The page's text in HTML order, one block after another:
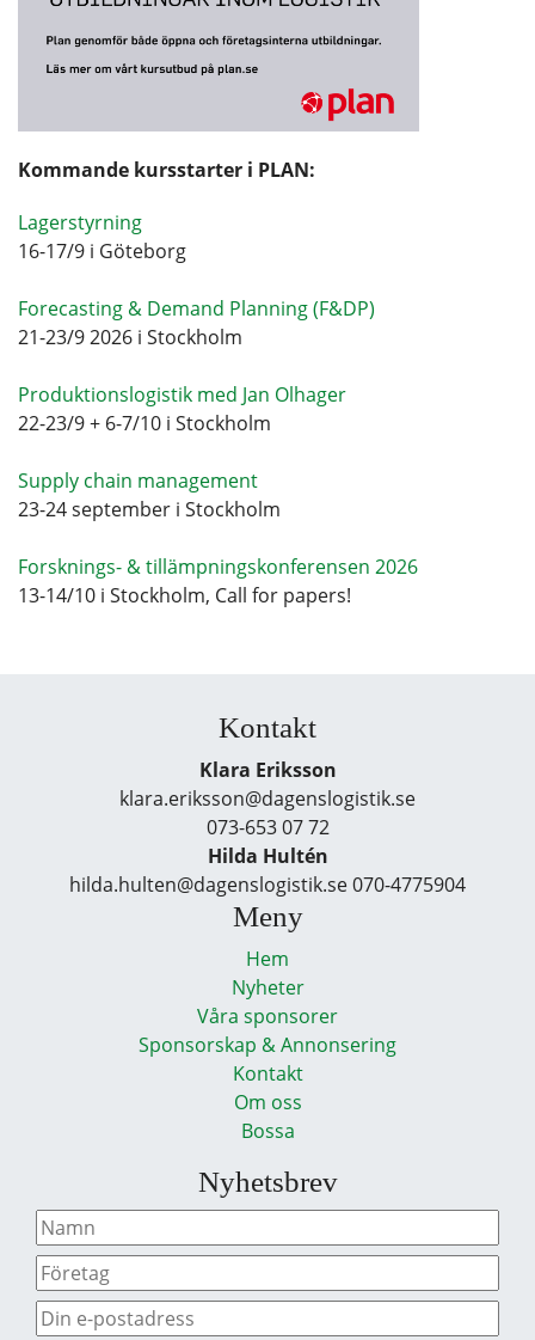
Kommande kursstarter i PLAN:
Lagerstyrning
16-17/9 i Göteborg
Forecasting & Demand Planning (F&DP)
21-23/9 2026 i Stockholm
Produktionslogistik med Jan Olhager
22-23/9 + 6-7/10 i Stockholm
Supply chain management
23-24 september i Stockholm
Forsknings- & tillämpningskonferensen 2026
13-14/10 i Stockholm, Call for papers!
Kontakt
Klara Eriksson
klara.eriksson@dagenslogistik.se
073-653 07 72
Hilda Hultén
hilda.hulten@dagenslogistik.se 070-4775904
Meny
Hem
Nyheter
Våra sponsorer
Sponsorskap & Annonsering
Kontakt
Om oss
Bossa
Nyhetsbrev